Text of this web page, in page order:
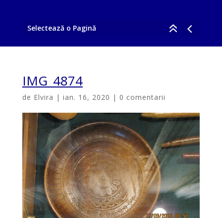
Selectează o Pagină
IMG_4874
de Elvira | ian. 16, 2020 | 0 comentarii